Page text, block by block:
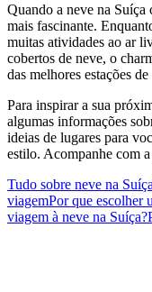
Quando a neve na Suíça
mais fascinante.
muitas atividades ao ar
cobertos de neve, o
das melhores estações
Para inspirar a sua
algumas informações
ideias de lugares para
estilo. Acompanhe com
Tudo sobre neve na Suíça
viagemPor que escolher
viagem à neve na Suíça?